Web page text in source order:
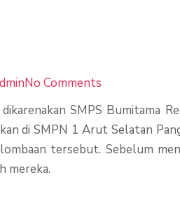
No Comments
SMPS Bumitama
di SMPN 1 Arut Selatan
tersebut. Sebelum
mereka.